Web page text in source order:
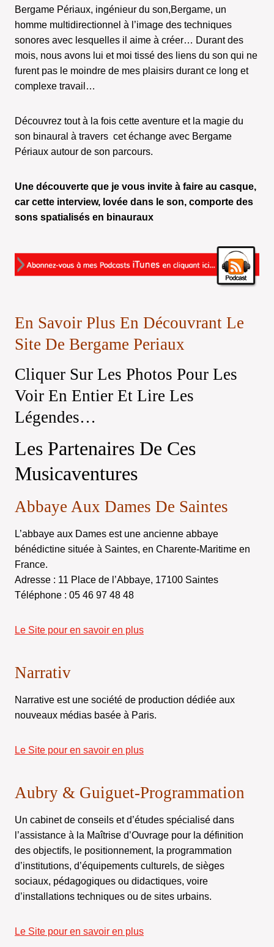
Bergame Périaux, ingénieur du son,Bergame, un
homme multidirectionnel à l’image des techniques
sonores avec lesquelles il aime à créer… Durant des
mois, nous avons lui et moi tissé des liens du son qui ne
furent pas le moindre de mes plaisirs durant ce long et
complexe travail…
Découvrez tout à la fois cette aventure et la magie du
son binaural à travers cet échange avec Bergame
Périaux autour de son parcours.
Une découverte que je vous invite à faire au casque,
car cette interview, lovée dans le son, comporte des
sons spatialisés en binauraux
En Savoir Plus En Découvrant Le
Site De Bergame Periaux
Cliquer Sur Les Photos Pour Les
Voir En Entier Et Lire Les
Légendes…
Les Partenaires De Ces
Musicaventures
Abbaye Aux Dames De Saintes
L’abbaye aux Dames est une ancienne abbaye
bénédictine située à Saintes, en Charente-Maritime en
France.
Adresse : 11 Place de l’Abbaye, 17100 Saintes
Téléphone : 05 46 97 48 48
Le Site pour en savoir en plus
Narrativ
Narrative est une société de production dédiée aux
nouveaux médias basée à Paris.
Le Site pour en savoir en plus
Aubry & Guiguet-Programmation
Un cabinet de conseils et d’études spécialisé dans
l’assistance à la Maîtrise d’Ouvrage pour la définition
des objectifs, le positionnement, la programmation
d’institutions, d’équipements culturels, de sièges
sociaux, pédagogiques ou didactiques, voire
d’installations techniques ou de sites urbains.
Le Site pour en savoir en plus